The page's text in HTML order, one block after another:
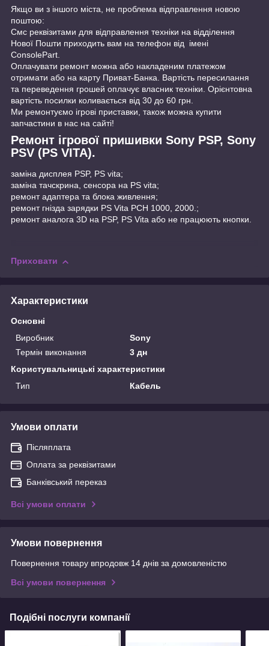
Якщо ви з іншого міста, не проблема відправлення новою
поштою:
Cмс реквізитами для відправлення техніки на відділення
Нової Пошти приходить вам на телефон від імені
ConsolePart.
Оплачувати ремонт можна або накладеним платежом
отримати або на карту Приват-Банка. Вартість пересилання
та переведення грошей оплачує власник техніки. Орієнтовна
вартість посилки коливається від 30 до 60 грн.
Ми ремонтуємо ігрові приставки, також можна купити
запчастини в нас на сайті!
Ремонт ігрової пришивки Sony PSP, Sony
PSV (PS VITA).
заміна дисплея PSP, PS vita;
заміна тачскрина, сенсора на PS vita;
ремонт адаптера та блока живлення;
ремонт гнізда зарядки PS Vita PCH 1000, 2000.;
ремонт аналога 3D на PSP, PS Vita або не працюють кнопки.
Приховати
Характеристики
Основні
Виробник
Sony
Термін виконання
3 дн
Користувальницькі характеристики
Тип
Кабель
Умови оплати
Післяплата
Оплата за реквізитами
Банківський переказ
Всі умови оплати
Умови повернення
Повернення товару впродовж 14 днів за домовленістю
Всі умови повернення
Подібні послуги компанії